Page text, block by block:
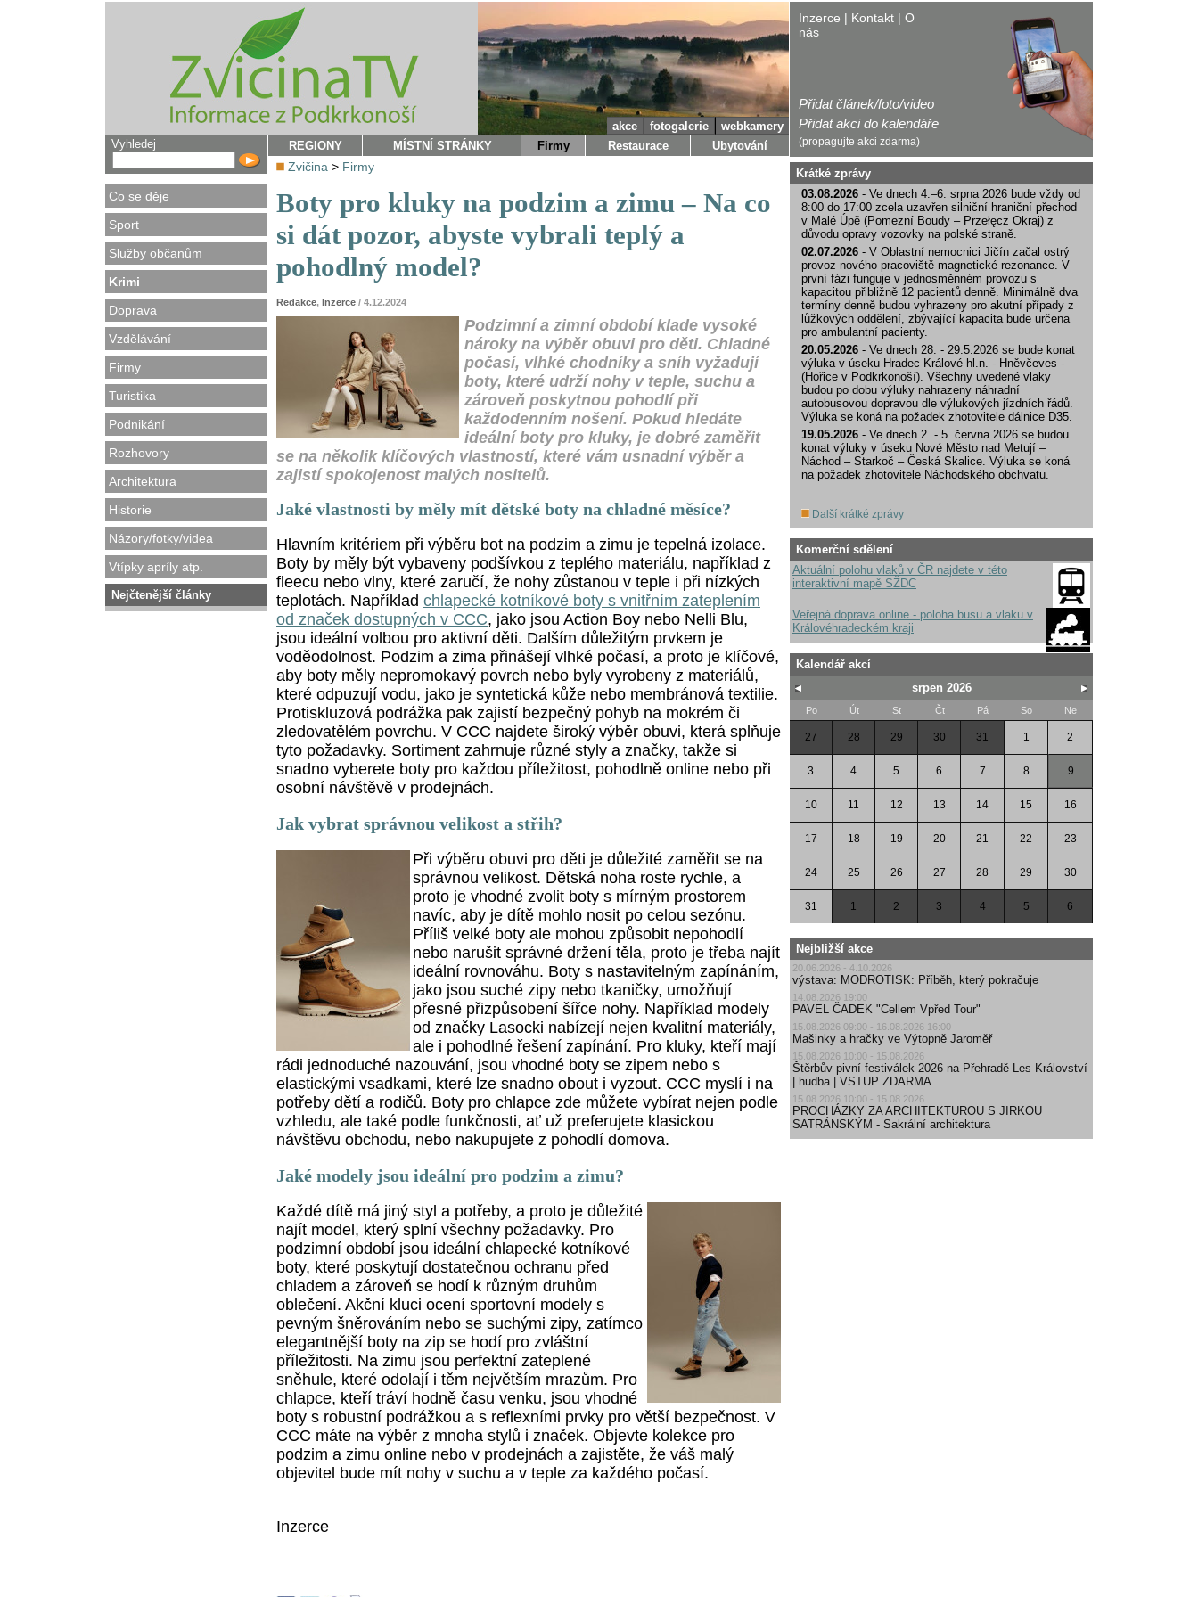
Vyhledej
Co se děje
Sport
Služby občanům
Krimi
Doprava
Vzdělávání
Firmy
Turistika
Podnikání
Rozhovory
Architektura
Historie
Názory/fotky/videa
Vtípky apríly atp.
Nejčtenější články
Inzerce | Kontakt | O
nás
Přidat článek/foto/video
Přidat akci do kalendáře
(propagujte akci zdarma)
akce fotogalerie
webkamery
REGIONY
MÍSTNÍ STRÁNKY Firmy Restaurace Ubytování
Zvičina > Firmy
Boty pro kluky na podzim a zimu – Na co
si dát pozor, abyste vybrali teplý a
pohodlný model?
Redakce, Inzerce / 4.12.2024
Podzimní a zimní období klade vysoké
nároky na výběr obuvi pro děti. Chladné
počasí, vlhké chodníky a sníh vyžadují
boty, které udrží nohy v teple, suchu a
zároveň poskytnou pohodlí při
každodenním nošení. Pokud hledáte
ideální boty pro kluky, je dobré zaměřit
se na několik klíčových vlastností, které vám usnadní výběr a
zajistí spokojenost malých nositelů.
Jaké vlastnosti by měly mít dětské boty na chladné měsíce?
Hlavním kritériem při výběru bot na podzim a zimu je tepelná izolace.
Boty by měly být vybaveny podšívkou z teplého materiálu, například z
fleecu nebo vlny, které zaručí, že nohy zůstanou v teple i při nízkých
teplotách. Například chlapecké kotníkové boty s vnitřním zateplením
od značek dostupných v CCC, jako jsou Action Boy nebo Nelli Blu,
jsou ideální volbou pro aktivní děti. Dalším důležitým prvkem je
voděodolnost. Podzim a zima přinášejí vlhké počasí, a proto je klíčové,
aby boty měly nepromokavý povrch nebo byly vyrobeny z materiálů,
které odpuzují vodu, jako je syntetická kůže nebo membránová textilie.
Protiskluzová podrážka pak zajistí bezpečný pohyb na mokrém či
zledovatělém povrchu. V CCC najdete široký výběr obuvi, která splňuje
tyto požadavky. Sortiment zahrnuje různé styly a značky, takže si
snadno vyberete boty pro každou příležitost, pohodlně online nebo při
osobní návštěvě v prodejnách.
Jak vybrat správnou velikost a střih?
Při výběru obuvi pro děti je důležité zaměřit se na
správnou velikost. Dětská noha roste rychle, a
proto je vhodné zvolit boty s mírným prostorem
navíc, aby je dítě mohlo nosit po celou sezónu.
Příliš velké boty ale mohou způsobit nepohodlí
nebo narušit správné držení těla, proto je třeba najít
ideální rovnováhu. Boty s nastavitelným zapínáním,
jako jsou suché zipy nebo tkaničky, umožňují
přesné přizpůsobení šířce nohy. Například modely
od značky Lasocki nabízejí nejen kvalitní materiály,
ale i pohodlné řešení zapínání. Pro kluky, kteří mají
rádi jednoduché nazouvání, jsou vhodné boty se zipem nebo s
elastickými vsadkami, které lze snadno obout i vyzout. CCC myslí i na
potřeby dětí a rodičů. Boty pro chlapce zde můžete vybírat nejen podle
vzhledu, ale také podle funkčnosti, ať už preferujete klasickou
návštěvu obchodu, nebo nakupujete z pohodlí domova.
Jaké modely jsou ideální pro podzim a zimu?
Každé dítě má jiný styl a potřeby, a proto je důležité
najít model, který splní všechny požadavky. Pro
podzimní období jsou ideální chlapecké kotníkové
boty, které poskytují dostatečnou ochranu před
chladem a zároveň se hodí k různým druhům
oblečení. Akční kluci ocení sportovní modely s
pevným šněrováním nebo se suchými zipy, zatímco
elegantnější boty na zip se hodí pro zvláštní
příležitosti. Na zimu jsou perfektní zateplené
sněhule, které odolají i těm největším mrazům. Pro
chlapce, kteří tráví hodně času venku, jsou vhodné
boty s robustní podrážkou a s reflexními prvky pro větší bezpečnost. V
CCC máte na výběr z mnoha stylů i značek. Objevte kolekce pro
podzim a zimu online nebo v prodejnách a zajistěte, že váš malý
objevitel bude mít nohy v suchu a v teple za každého počasí.
Inzerce
Krátké zprávy
03.08.2026 - Ve dnech 4.–6. srpna 2026 bude vždy od
8:00 do 17:00 zcela uzavřen silniční hraniční přechod
v Malé Úpě (Pomezní Boudy – Przełęcz Okraj) z
důvodu opravy vozovky na polské straně.
02.07.2026 - V Oblastní nemocnici Jičín začal ostrý
provoz nového pracoviště magnetické rezonance. V
první fázi funguje v jednosměnném provozu s
kapacitou přibližně 12 pacientů denně. Minimálně dva
termíny denně budou vyhrazeny pro akutní případy z
lůžkových oddělení, zbývající kapacita bude určena
pro ambulantní pacienty.
20.05.2026 - Ve dnech 28. - 29.5.2026 se bude konat
výluka v úseku Hradec Králové hl.n. - Hněvčeves -
(Hořice v Podkrkonoší). Všechny uvedené vlaky
budou po dobu výluky nahrazeny náhradní
autobusovou dopravou dle výlukových jízdních řádů.
Výluka se koná na požadek zhotovitele dálnice D35.
19.05.2026 - Ve dnech 2. - 5. června 2026 se budou
konat výluky v úseku Nové Město nad Metují –
Náchod – Starkoč – Česká Skalice. Výluka se koná
na požadek zhotovitele Náchodského obchvatu.
Další krátké zprávy
Komerční sdělení
Aktuální polohu vlaků v ČR najdete v této
interaktivní mapě SŽDC
Veřejná doprava online - poloha busu a vlaku v
Královéhradeckém kraji
Kalendář akcí
srpen 2026
Po Út St Čt Pá So Ne
27 28 29 30 31 1 2
3 4 5 6 7 8 9
10 11 12 13 14 15 16
17 18 19 20 21 22 23
24 25 26 27 28 29 30
31 1 2 3 4 5 6
Nejbližší akce
20.06.2026 - 4.10.2026
výstava: MODROTISK: Příběh, který pokračuje
14.08.2026 19:00
PAVEL ČADEK "Cellem Vpřed Tour"
15.08.2026 09:00 - 16.08.2026 16:00
Mašinky a hračky ve Výtopně Jaroměř
15.08.2026 10:00 - 15.08.2026
Štěrbův pivní festiválek 2026 na Přehradě Les Království
| hudba | VSTUP ZDARMA
15.08.2026 10:00 - 15.08.2026
PROCHÁZKY ZA ARCHITEKTUROU S JIRKOU
SATRÁNSKÝM - Sakrální architektura